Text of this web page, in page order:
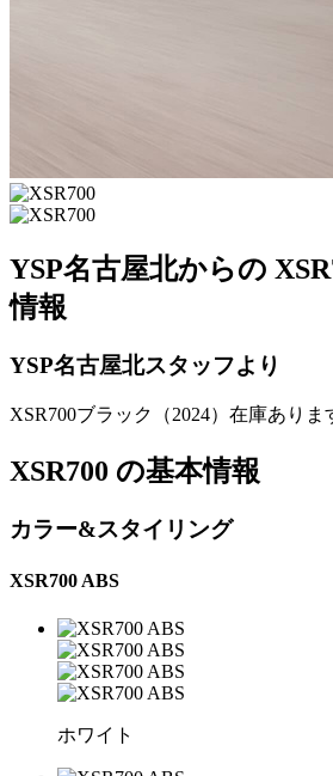
YSP名古屋北からの
情報
YSP名古屋北スタッフより
XSR700ブラック（2024）在庫ありま
XSR700 の基本情報
カラー&スタイリング
XSR700 ABS
ホワイト